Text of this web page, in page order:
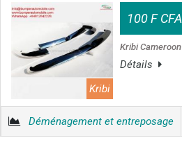
Kribi
100 F CFA
Kribi Cameroon
Détails
Déménagement et entreposage